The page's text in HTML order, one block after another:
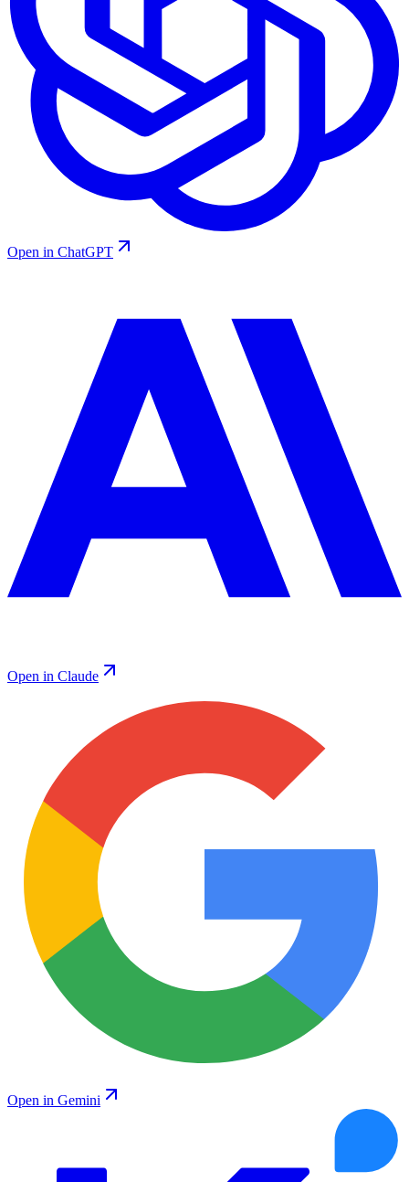
Open in ChatGPT
Open in Claude
Open in Gemini